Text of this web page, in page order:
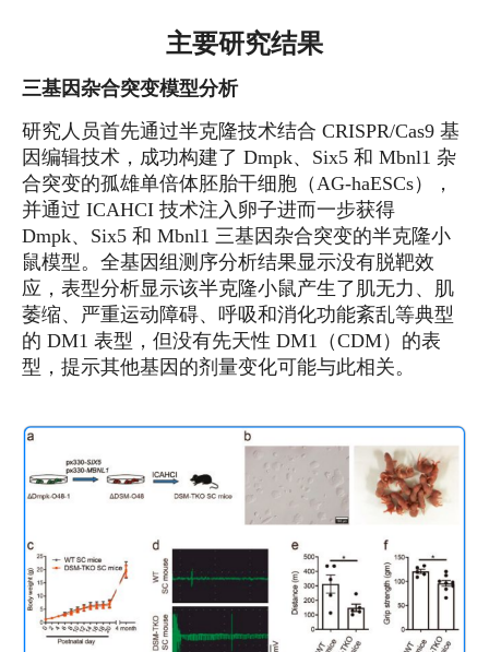
主要研究结果
三基因杂合突变模型分析
研究人员首先通过半克隆技术结合 CRISPR/Cas9 基
因编辑技术，成功构建了 Dmpk、Six5 和 Mbnl1 杂
合突变的孤雄单倍体胚胎干细胞（AG-haESCs），
并通过 ICAHCI 技术注入卵子进而一步获得
Dmpk、Six5 和 Mbnl1 三基因杂合突变的半克隆小
鼠模型。全基因组测序分析结果显示没有脱靶效
应，表型分析显示该半克隆小鼠产生了肌无力、肌
萎缩、严重运动障碍、呼吸和消化功能紊乱等典型
的 DM1 表型，但没有先天性 DM1（CDM）的表
型，提示其他基因的剂量变化可能与此相关。